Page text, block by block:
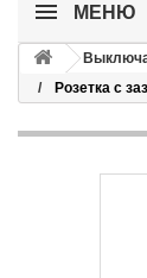
МЕНЮ
Розетка с